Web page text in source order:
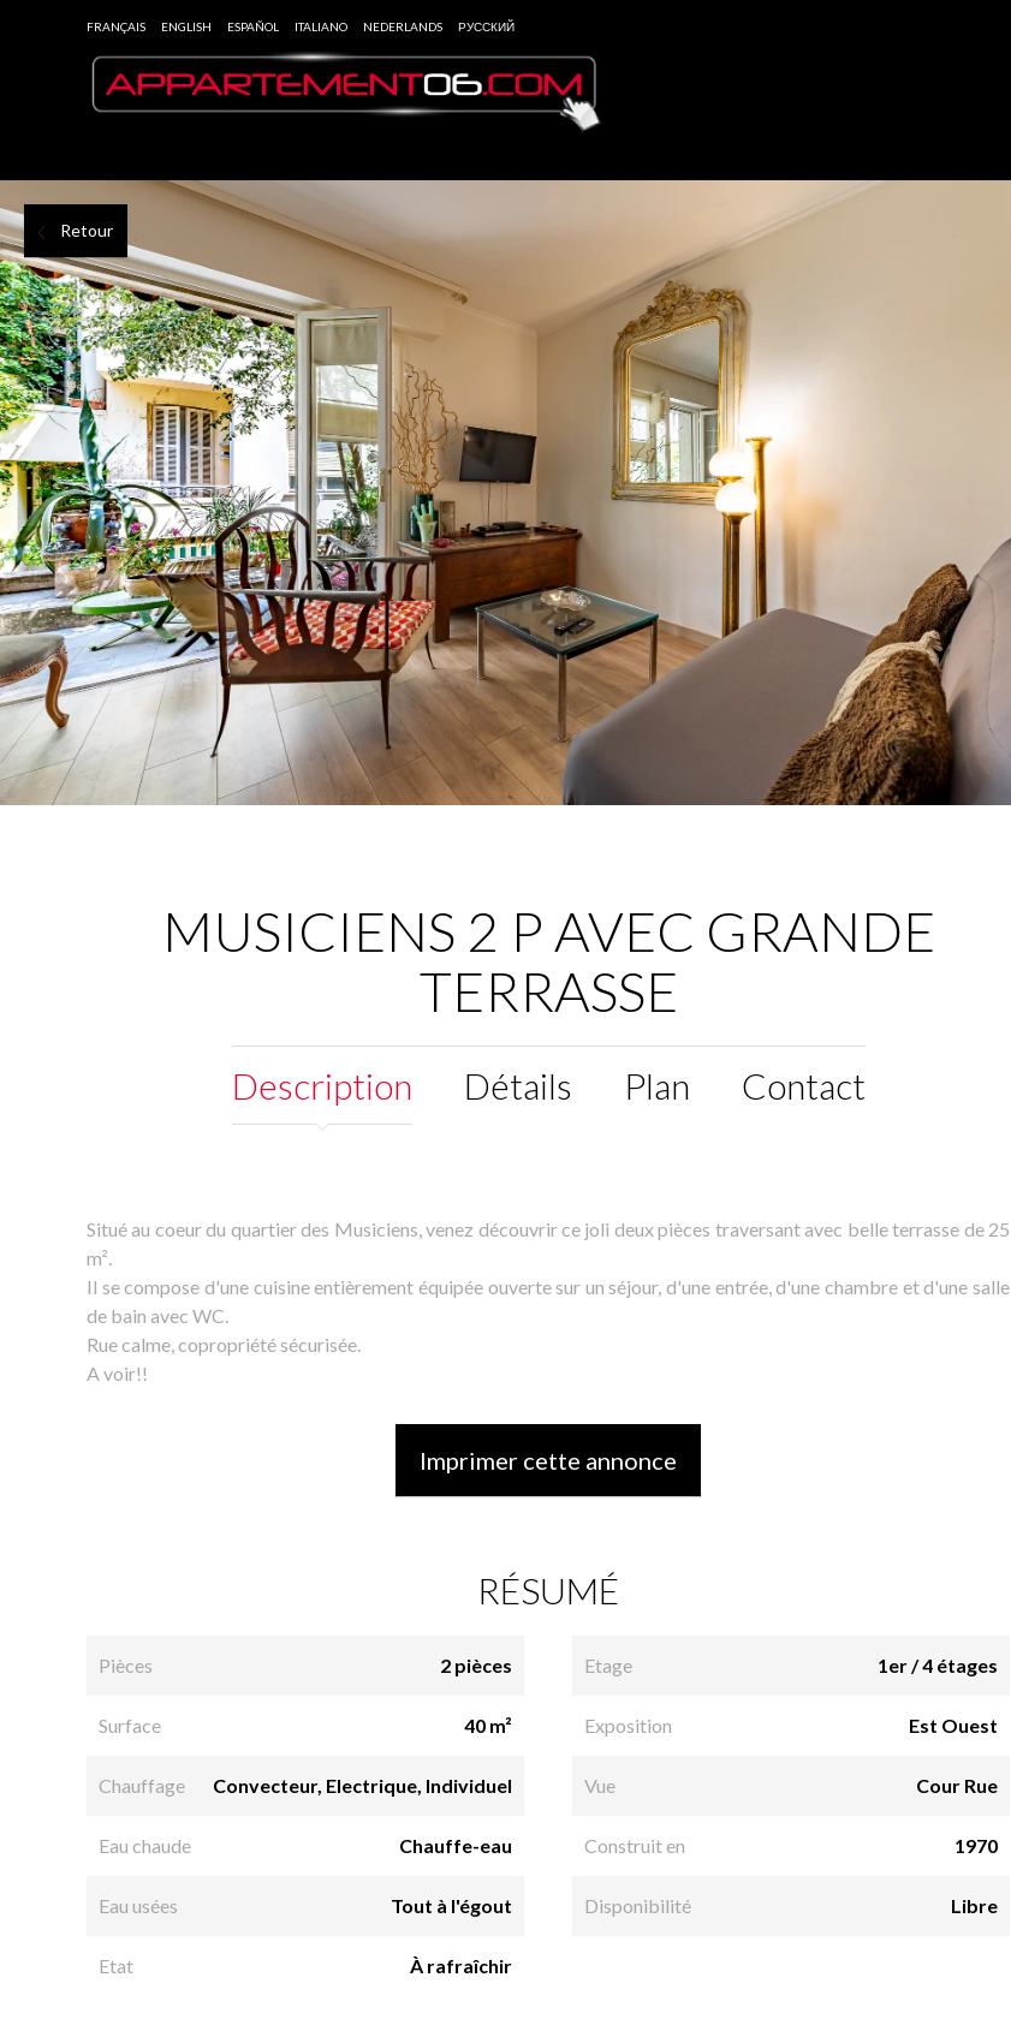
FRANÇAIS ENGLISH ESPAÑOL ITALIANO NEDERLANDS РУССКИЙ
Retour
MUSICIENS 2 P AVEC GRANDE
TERRASSE
Description Détails Plan Contact
Situé au coeur du quartier des Musiciens, venez découvrir ce joli deux pièces traversant avec belle terrasse de 25
m².
Il se compose d'une cuisine entièrement équipée ouverte sur un séjour, d'une entrée, d'une chambre et d'une salle
de bain avec WC.
Rue calme, copropriété sécurisée.
A voir!!
Imprimer cette annonce
RÉSUMÉ
Pièces 2 pièces
Surface 40 m²
Chauffage Convecteur, Electrique, Individuel
Eau chaude Chauffe-eau
Eau usées Tout à l'égout
Etat À rafraîchir
Etage 1er / 4 étages
Exposition Est Ouest
Vue Cour Rue
Construit en 1970
Disponibilité Libre